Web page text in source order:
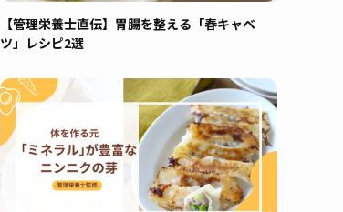
【管理栄養士直伝】胃腸を整える「春キャベ
ツ」レシピ2選